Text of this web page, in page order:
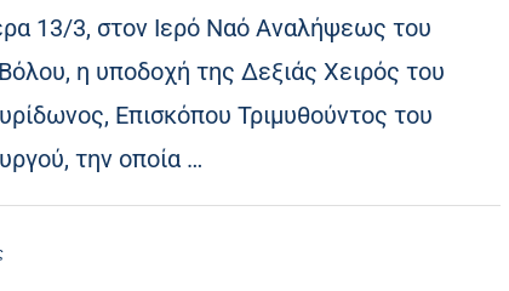
13/3, στον Ιερό Ναό Αναλήψεως του
η υποδοχή της Δεξιάς Χειρός του
Επισκόπου Τριμυθούντος του
την οποία …